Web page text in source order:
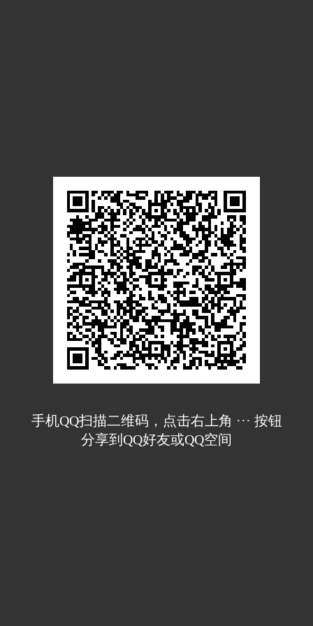
手机QQ扫描二维码，点击右上角 ··· 按钮
分享到QQ好友或QQ空间